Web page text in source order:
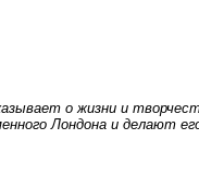
о жизни и
Лондона и делают